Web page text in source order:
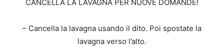
CANCELLA LA LAVAGNA PER NUOVE DOMANDE!
– Cancella la lavagna usando il dito. Poi spostate la
lavagna verso l’alto.